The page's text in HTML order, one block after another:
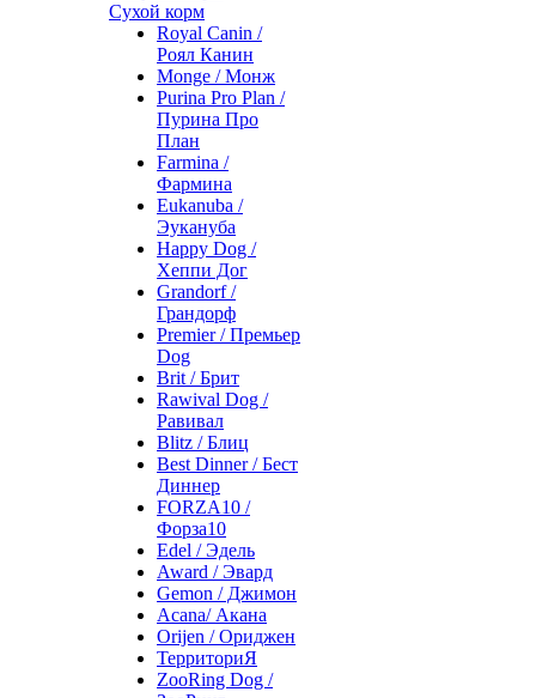
Сухой корм
Royal Canin /
Роял Канин
Monge / Монж
Purina Pro Plan /
Пурина Про
План
Farmina /
Фармина
Eukanuba /
Эукануба
Happy Dog /
Хеппи Дог
Grandorf /
Грандорф
Premier / Премьер
Dog
Brit / Брит
Rawival Dog /
Равивал
Blitz / Блиц
Best Dinner / Бест
Диннер
FORZA10 /
Форза10
Edel / Эдель
Award / Эвард
Gemon / Джимон
Acana/ Акана
Orijen / Ориджен
ТерриториЯ
ZooRing Dog /